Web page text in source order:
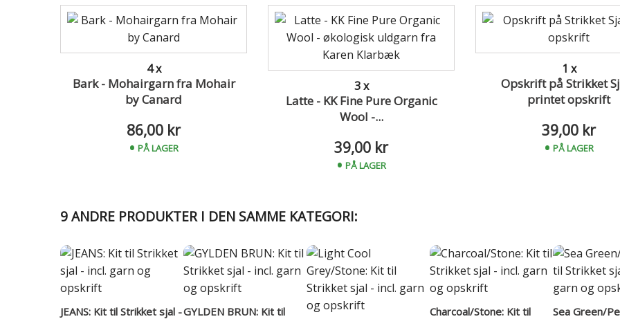
4 x
Bark - Mohairgarn fra Mohair
by Canard
86,00 kr
PÅ LAGER
3 x
Latte - KK Fine Pure Organic
Wool -...
39,00 kr
PÅ LAGER
1 x
Opskrift på Strikket
printet opskrift
39,00 kr
PÅ LAGER
9 ANDRE PRODUKTER I DEN SAMME KATEGORI:
JEANS: Kit til Strikket sjal -GYLDEN BRUN: Kit til
Charcoal/Stone: Kit til
Sea Green/